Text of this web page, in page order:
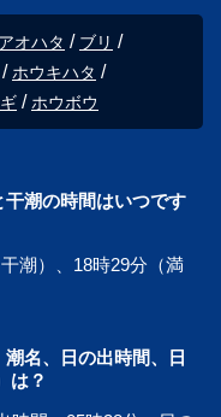
アオハタ
ブリ
ホウキハタ
ホウボウ
潮の時間はいつです
潮）、18時29分（満
名、日の出時間、日
は？